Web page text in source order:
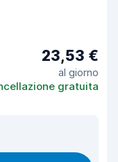
23,53 €
al giorno
gratuita